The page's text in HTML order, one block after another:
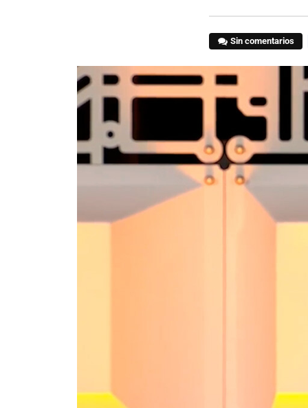
Sin comentarios